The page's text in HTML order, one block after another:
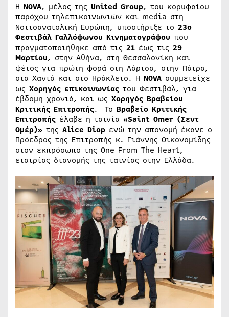
Η NOVA, μέλος της United Group, του κορυφαίου
παρόχου τηλεπικοινωνιών και media στη
Νοτιοανατολική Ευρώπη, υποστήριξε το 23ο
Φεστιβάλ Γαλλόφωνου Κινηματογράφου που
πραγματοποιήθηκε από τις 21 έως τις 29
Μαρτίου, στην Αθήνα, στη Θεσσαλονίκη και
φέτος για πρώτη φορά στη Λάρισα, στην Πάτρα,
στα Χανιά και στο Ηράκλειο. Η NOVA συμμετείχε
ως Χορηγός επικοινωνίας του Φεστιβάλ, για
έβδομη χρονιά, και ως Χορηγός Βραβείου
Κριτικής Επιτροπής. Το Βραβείο Κριτικής
Επιτροπής έλαβε η ταινία «Saint Omer (Σεντ
Ομέρ)» της Alice Diop ενώ την απονομή έκανε ο
Πρόεδρος της Επιτροπής κ. Γιάννης Οικονομίδης
στον εκπρόσωπο της One From The Heart,
εταιρίας διανομής της ταινίας στην Ελλάδα.